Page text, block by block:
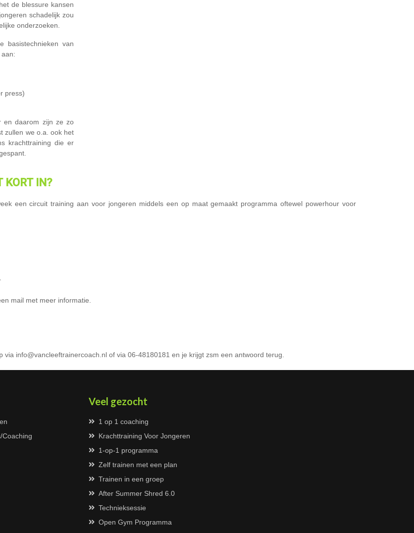
de blessure kansen
schadelijk zou
onderzoeken.
basistechnieken van
press)
en daarom zijn ze zo
zullen we o.a. ook het
krachttraining die er
KORT IN?
een circuit training aan voor jongeren middels een op maat gemaakt programma oftewel powerhour voor
mail met meer informatie.
via info@vancleeftrainercoach.nl of via 06-48180181 en je krijgt zsm een antwoord terug.
Coaching
Veel gezocht
1 op 1 coaching
Krachttraining Voor Jongeren
1-op-1 programma
Zelf trainen met een plan
Trainen in een groep
After Summer Shred 6.0
Technieksessie
Open Gym Programma